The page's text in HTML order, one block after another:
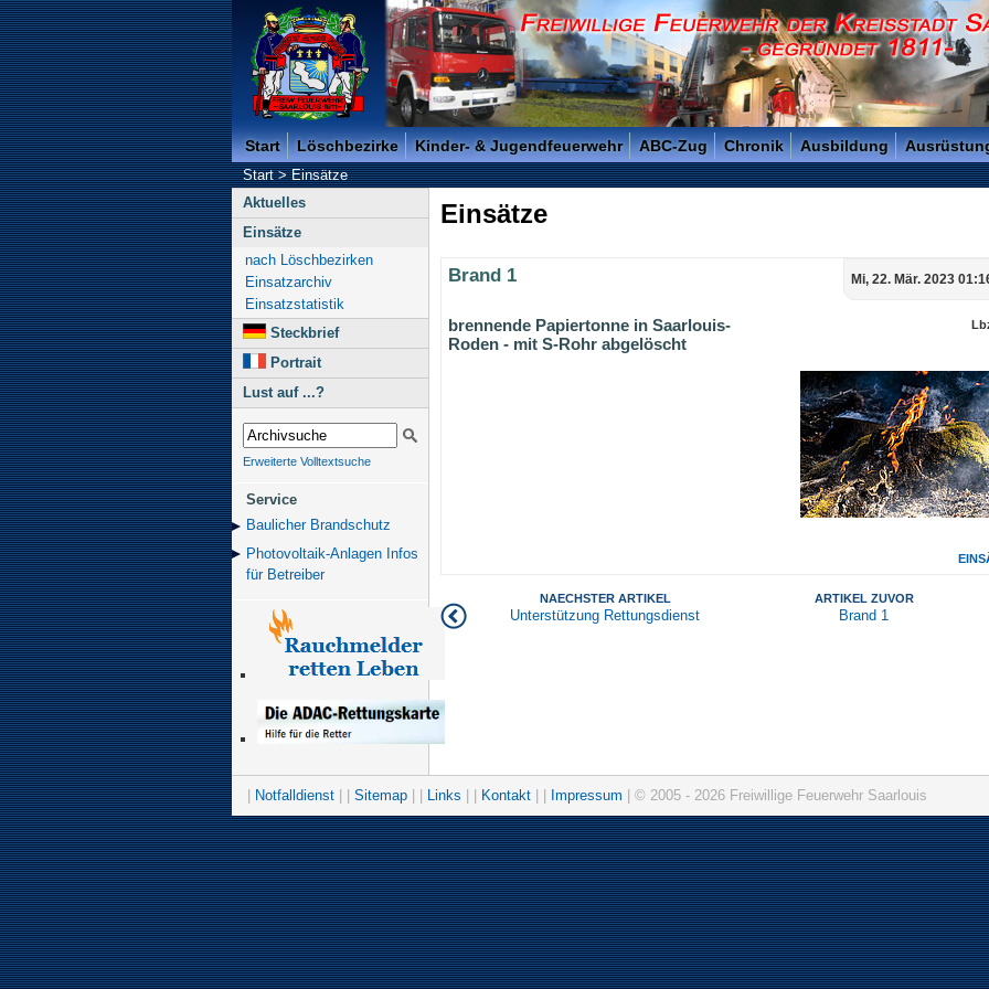
Freiwillige Feuerwehr der Kreisstadt Saarlouis - Gegründet 1811 -
Start Löschbezirke Kinder- & Jugendfeuerwehr ABC-Zug Chronik Ausbildung
Start>Einsätze
Aktuelles
Einsätze
nach Löschbezirken
Einsatzarchiv
Einsatzstatistik
Steckbrief
Portrait
Lust auf ...?
Erweiterte Volltextsuche
Service
Baulicher Brand­schutz
Photovoltaik-Anlagen Infos
für Betreiber
Einsätze
Mi, 22. Mär. 2023
Brand 1
brennende Papiertonne in Saarlouis-
Roden - mit S-Rohr abgelöscht
ARTIKEL ZUVOR
Brand 1
NAECHSTER ARTIKEL
Unterstützung Rettungsdienst
Notfalldienst Sitemap Links Kontakt Impressum | © 2005 - 2026 Freiwillige Feuerwehr Saarlouis